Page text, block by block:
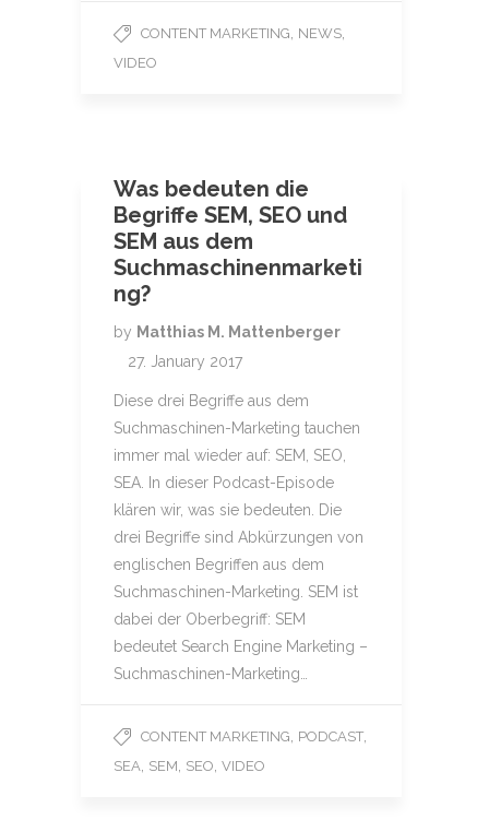
CONTENT MARKETING NEWS
VIDEO
Was bedeuten die
Begriffe SEM, SEO und
SEM aus dem
Suchmaschinenmarketi
ng?
by Matthias M. Mattenberger
27. January 2017
Diese drei Begriffe aus dem
Suchmaschinen-Marketing tauchen
immer mal wieder auf: SEM, SEO,
SEA. In dieser Podcast-Episode
klären wir, was sie bedeuten. Die
drei Begriffe sind Abkürzungen von
englischen Begriffen aus dem
Suchmaschinen-Marketing. SEM ist
dabei der Oberbegriff: SEM
bedeutet Search Engine Marketing –
Suchmaschinen-Marketing…
CONTENT MARKETING PODCAST
SEA SEM SEO VIDEO